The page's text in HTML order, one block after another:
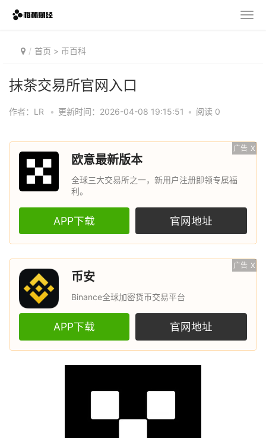
首页 > 币百科
抹茶交易所官网入口
作者：LR • 更新时间：2026-04-08 19:15:51 • 阅读 0
广告 X
欧意最新版本
全球三大交易所之一，新用户注册即领专属福
利。
APP下载 官网地址
广告 X
币安
Binance全球加密货币交易平台
APP下载 官网地址